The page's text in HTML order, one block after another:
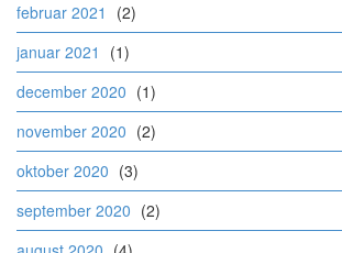
februar 2021
(2)
januar 2021
(1)
december 2020 (1)
november 2020 (2)
oktober 2020 (3)
september 2020 (2)